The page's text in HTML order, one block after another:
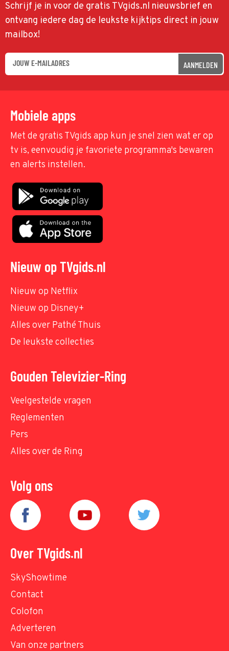
Schrijf je in voor de gratis TVgids.nl nieuwsbrief en
ontvang iedere dag de leukste kijktips direct in jouw
mailbox!
AANMELDEN
Mobiele apps
Met de gratis TVgids app kun je snel zien wat er op
tv is, eenvoudig je favoriete programma's bewaren
en alerts instellen.
Nieuw op TVgids.nl
Nieuw op Netflix
Nieuw op Disney+
Alles over Pathé Thuis
De leukste collecties
Gouden Televizier-Ring
Veelgestelde vragen
Reglementen
Pers
Alles over de Ring
Volg ons
Over TVgids.nl
SkyShowtime
Contact
Colofon
Adverteren
Van onze partners